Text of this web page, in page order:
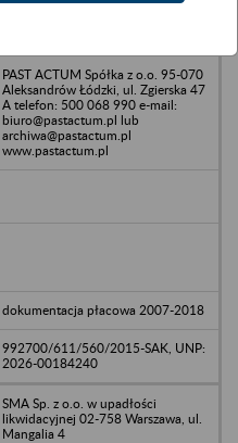
Sherman Partners Sp. z o.o. w
PAST ACTUM Spółka z o.o. 95-070
Aleksandrów Łódzki, ul. Zgierska 47
A telefon: 500 068 990 e-mail:
biuro@pastactum.pl lub
archiwa@pastactum.pl
www.pastactum.pl
dokumentacja płacowa 2007-2018
992700/611/560/2015-SAK, UNP:
2026-00184240
SMA Sp. z o.o. w upadłości
likwidacyjnej 02-758 Warszawa, ul.
Mangalia 4